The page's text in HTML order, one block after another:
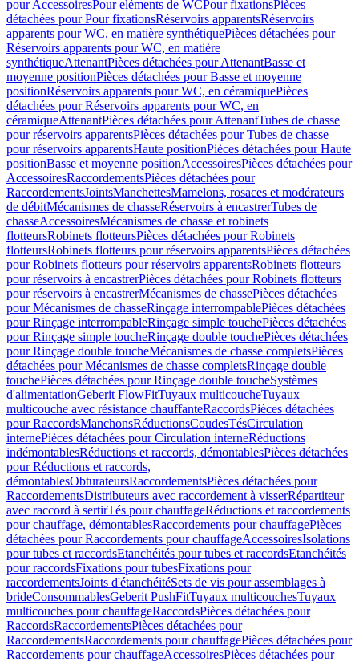
pour AccessoiresPour eléments de WCPour fixationsPièces
détachées pour Pour fixationsRéservoirs apparentsRéservoirs
apparents pour WC, en matière synthétiquePièces détachées pour
Réservoirs apparents pour WC, en matière
synthétiqueAttenantPièces détachées pour AttenantBasse et
moyenne positionPièces détachées pour Basse et moyenne
positionRéservoirs apparents pour WC, en céramiquePièces
détachées pour Réservoirs apparents pour WC, en
céramiqueAttenantPièces détachées pour AttenantTubes de chasse
pour réservoirs apparentsPièces détachées pour Tubes de chasse
pour réservoirs apparentsHaute positionPièces détachées pour Haute
positionBasse et moyenne positionAccessoiresPièces détachées pour
AccessoiresRaccordementsPièces détachées pour
RaccordementsJointsManchettesMamelons, rosaces et modérateurs
de débitMécanismes de chasseRéservoirs à encastrerTubes de
chasseAccessoiresMécanismes de chasse et robinets
flotteursRobinets flotteursPièces détachées pour Robinets
flotteursRobinets flotteurs pour réservoirs apparentsPièces détachées
pour Robinets flotteurs pour réservoirs apparentsRobinets flotteurs
pour réservoirs à encastrerPièces détachées pour Robinets flotteurs
pour réservoirs à encastrerMécanismes de chassePièces détachées
pour Mécanismes de chasseRinçage interrompablePièces détachées
pour Rinçage interrompableRinçage simple touchePièces détachées
pour Rinçage simple toucheRinçage double touchePièces détachées
pour Rinçage double toucheMécanismes de chasse completsPièces
détachées pour Mécanismes de chasse completsRinçage double
touchePièces détachées pour Rinçage double toucheSystèmes
d'alimentationGeberit FlowFitTuyaux multicoucheTuyaux
multicouche avec résistance chauffanteRaccordsPièces détachées
pour RaccordsManchonsRéductionsCoudesTésCirculation
internePièces détachées pour Circulation interneRéductions
indémontablesRéductions et raccords, démontablesPièces détachées
pour Réductions et raccords,
démontablesObturateursRaccordementsPièces détachées pour
RaccordementsDistributeurs avec raccordement à visserRépartiteur
avec raccord à sertirTés pour chauffageRéductions et raccordements
pour chauffage, démontablesRaccordements pour chauffagePièces
détachées pour Raccordements pour chauffageAccessoiresIsolations
pour tubes et raccordsEtanchéités pour tubes et raccordsEtanchéités
pour raccordsFixations pour tubesFixations pour
raccordementsJoints d'étanchéitéSets de vis pour assemblages à
brideConsommablesGeberit PushFitTuyaux multicouchesTuyaux
multicouches pour chauffageRaccordsPièces détachées pour
RaccordsRaccordementsPièces détachées pour
RaccordementsRaccordements pour chauffagePièces détachées pour
Raccordements pour chauffageAccessoiresPièces détachées pour